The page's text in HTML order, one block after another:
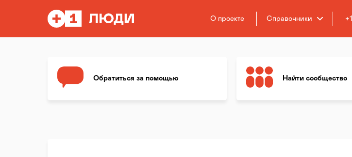
О проекте Справочники +1
Обратиться за помощью Найти сообщество